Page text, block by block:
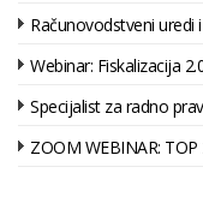
Računovodstveni uredi
Webinar: Fiskalizacija
Specijalist za radno
ZOOM WEBINAR: